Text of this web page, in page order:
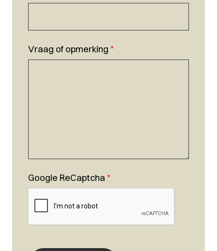
Vraag of opmerking *
Google ReCaptcha *